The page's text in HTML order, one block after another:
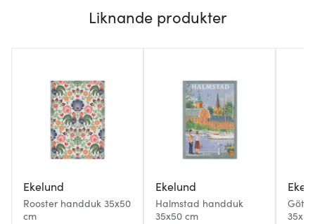
Liknande produkter
Ekelund
Rooster handduk 35x50
cm
Ekelund
Halmstad handduk
35x50 cm